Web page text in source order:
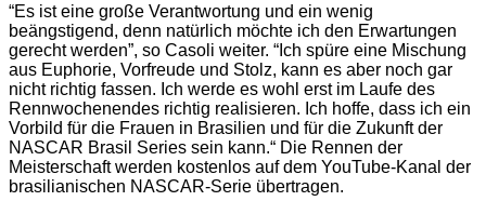
“Es ist eine große Verantwortung und ein wenig
beängstigend, denn natürlich möchte ich den Erwartungen
gerecht werden”, so Casoli weiter. “Ich spüre eine Mischung
aus Euphorie, Vorfreude und Stolz, kann es aber noch gar
nicht richtig fassen. Ich werde es wohl erst im Laufe des
Rennwochenendes richtig realisieren. Ich hoffe, dass ich ein
Vorbild für die Frauen in Brasilien und für die Zukunft der
NASCAR Brasil Series sein kann.“ Die Rennen der
Meisterschaft werden kostenlos auf dem YouTube-Kanal der
brasilianischen NASCAR-Serie übertragen.